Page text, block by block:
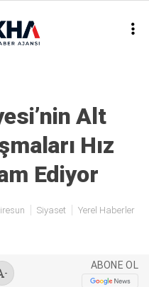
25.1
Alt
Hız
Ediyor
Siyaset Yerel Haberler
-
ABONE OL